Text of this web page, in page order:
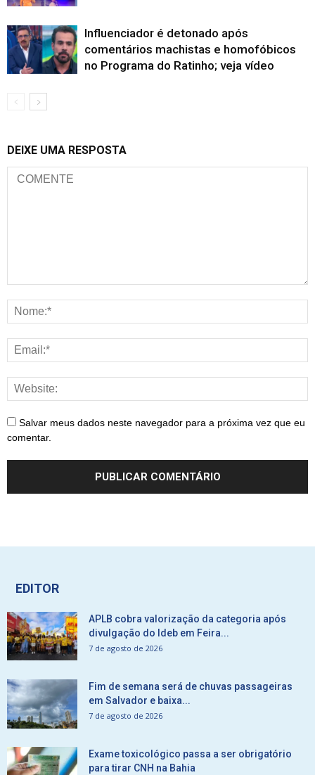
Influenciador é detonado após
comentários machistas e homofóbicos
no Programa do Ratinho; veja vídeo
DEIXE UMA RESPOSTA
Salvar meus dados neste navegador para a próxima vez que eu
comentar.
EDITOR
APLB cobra valorização da categoria após
divulgação do Ideb em Feira...
7 de agosto de 2026
Fim de semana será de chuvas passageiras
em Salvador e baixa...
7 de agosto de 2026
Exame toxicológico passa a ser obrigatório
para tirar CNH na Bahia